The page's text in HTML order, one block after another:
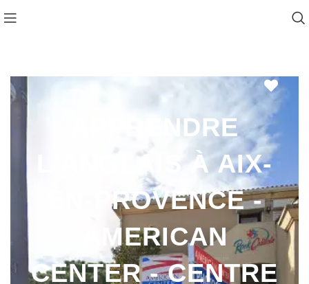
APPRENDRE
L'ANGLAIS À AIX-
EN-PROVENCE -
AMERICAN
CENTER - CENTRE